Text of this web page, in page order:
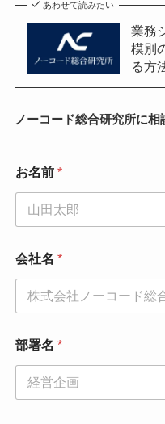
あわせて読みたい
業務
模別
る方
ノーコード総合研究所に相
お名前 *
会社名 *
部署名 *